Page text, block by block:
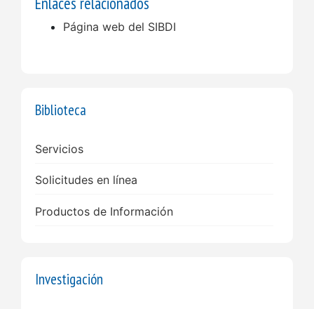
Página web del SIBDI
Biblioteca
Servicios
Solicitudes en línea
Productos de Información
Investigación